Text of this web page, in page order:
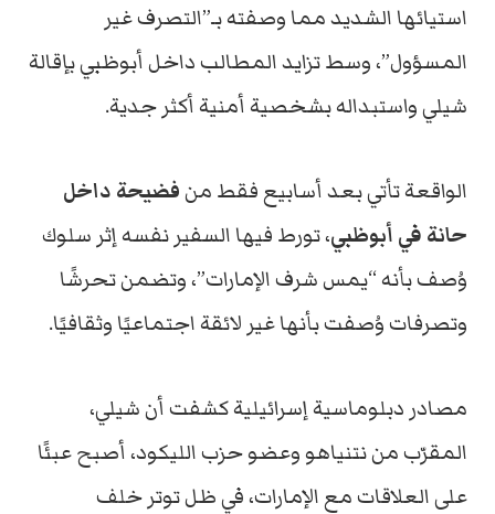
استيائها الشديد مما وصفته بـ”التصرف غير
المسؤول”، وسط تزايد المطالب داخل أبوظبي بإقالة
شيلي واستبداله بشخصية أمنية أكثر جدية.
الواقعة تأتي بعد أسابيع فقط منفضيحة داخل
حانة في أبوظبي، تورط فيها السفير نفسه إثر سلوك
وُصف بأنه “يمس شرف الإمارات”، وتضمن تحرشًا
وتصرفات وُصفت بأنها غير لائقة اجتماعيًا وثقافيًا.
مصادر دبلوماسية إسرائيلية كشفت أن شيلي،
المقرّب من نتنياهو وعضو حزب الليكود، أصبح عبئًا
على العلاقات مع الإمارات، في ظل توتر خلف